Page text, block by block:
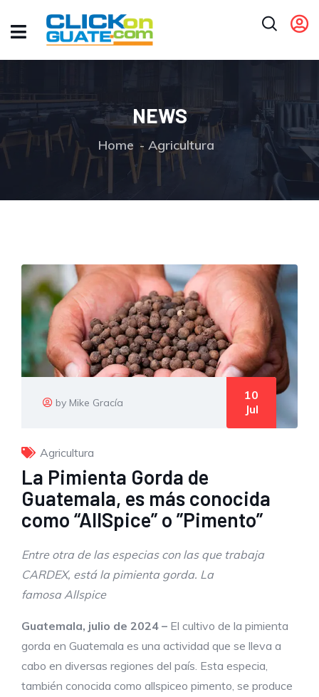
NEWS
Home Agricultura
by Mike Gracía
10
Jul
Agricultura
La Pimienta Gorda de
Guatemala, es más conocida
como “AllSpice” o ”Pimento”
Entre otra de las especias con las que trabaja
CARDEX, está la pimienta gorda. La
famosa Allspice
Guatemala, julio de 2024 – El cultivo de la pimienta
gorda en Guatemala es una actividad que se lleva a
cabo en diversas regiones del país. Esta especia,
también conocida como allspiceo pimento, se produce